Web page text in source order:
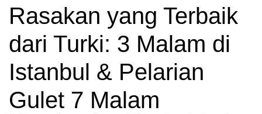
Rasakan yang Terbaik
dari Turki: 3 Malam di
Istanbul & Pelarian
Gulet 7 Malam